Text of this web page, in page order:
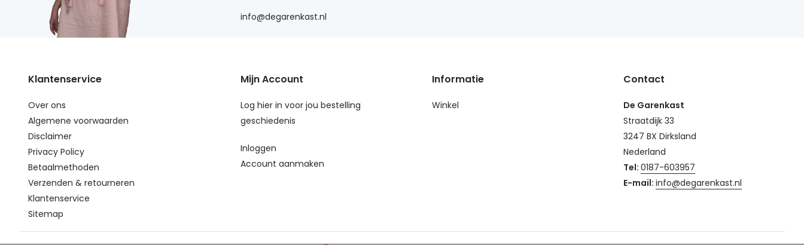
info@degarenkast.nl
Klantenservice
Over ons
Algemene voorwaarden
Disclaimer
Privacy Policy
Betaalmethoden
Verzenden & retourneren
Klantenservice
Sitemap
Mijn Account
Log hier in voor jou bestelling
geschiedenis
Inloggen
Account aanmaken
Informatie
Winkel
Contact
De Garenkast
Straatdijk 33
3247 BX Dirksland
Nederland
Tel: 0187-603957
E-mail: info@degarenkast.nl